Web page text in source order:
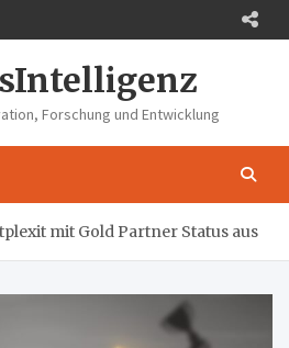
Forschung und Entwicklung
mit Gold Partner Status aus